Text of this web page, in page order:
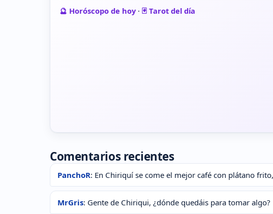
🔮 Horóscopo de hoy· 🃏 Tarot del día
Comentarios recientes
PanchoR: En Chiriquí se come el mejor café con plátano
MrGris: Gente de Chiriqui, ¿dónde quedáis para tomar algo?